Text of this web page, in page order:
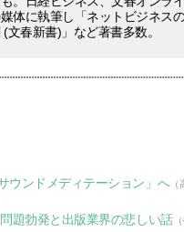
体に執筆し「ネットビジネス
文春新書)」など著書多数。
ウンドメディテーション」へ（
題勃発と出版業界の悲しい話（